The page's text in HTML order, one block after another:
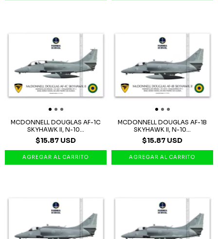
MCDONNELL DOUGLAS AF-1C
SKYHAWK II, N-10...
$15.87 USD
MCDONNELL DOUGLAS AF-1B
SKYHAWK II, N-10...
$15.87 USD